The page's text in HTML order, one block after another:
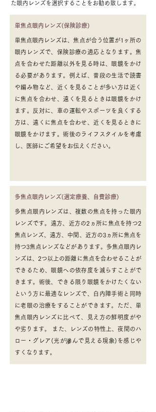
た眼内レンズを選択することをお勧め致します。
単焦点眼内レンズ(保険診療)
単焦点眼内レンズは、焦点が合う位置が1ヶ所の
眼内レンズで、保険診療の適応となります。焦
点を合わせた距離以外を見る時は、眼鏡をかけ
る必要があります。例えば、普段の生活で読書
や編み物など、近くを見ることが多い方は近く
に焦点を合わせ、遠くを見るときは眼鏡をかけ
ます。反対に、車の運転やスポーツを良くする
方は、遠くに焦点を合わせ、近くを見るときに
眼鏡をかけます。術後のライフスタイルを考慮
し、医師にご希望をお伝えください。
多焦点眼内レンズ(選定療養、自費診療)
多焦点眼内レンズは、複数の焦点を持った眼内
レンズです。遠方、近方の2ヵ所に焦点を持つ2
焦点レンズ、遠方、中間、近方の3ヵ所に焦点を
持つ3焦点レンズなどがあります。多焦点眼内レ
ンズは、2つ以上の距離に焦点を合わせることが
できるため、眼鏡への依存度を減らすことがで
きます。術後、できる限り眼鏡をかけたくない
という方に最適なレンズで、白内障手術と同時
に老眼の治療をすることができます。ただ、単
焦点眼内レンズに比べて、見え方の鮮明度がや
や劣ります。 また、レンズの特性上、夜間のハ
ロー・グレア(光が滲んで見える現象)を感じや
すくなります。